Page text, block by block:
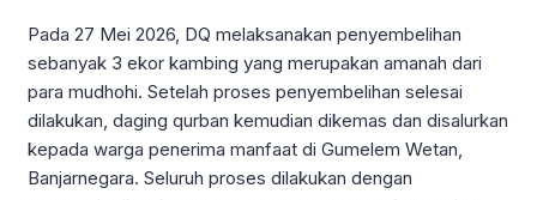
Pada 27 Mei 2026, DQ melaksanakan penyembelihan
sebanyak 3 ekor kambing yang merupakan amanah dari
para mudhohi. Setelah proses penyembelihan selesai
dilakukan, daging qurban kemudian dikemas dan disalurkan
kepada warga penerima manfaat di Gumelem Wetan,
Banjarnegara. Seluruh proses dilakukan dengan